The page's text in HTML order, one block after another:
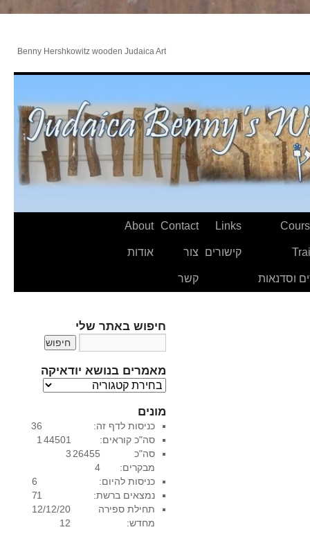
Benny Hershkowitz wooden Judaica Art
וסדנאות
Links
קישורים
Contact
צור
קשר
About
אודות
חיפוש באתר שלי
מאמרים בנושא יודאיקה
מ
מ
ר
י
ם
נ
ו
ש
מונים
36
1
כניסות לדף זה:
44501
3
סה"כ קוראים:
26455
4
סה"כ
מבקרים:
6
7
כניסות להיום:
1
נמצאים ברשת:
12/12/20
12
תחילת ספירה
מחדש: